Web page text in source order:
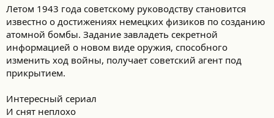
и
Летом 1943 года советскому руководству становится
известно о достижениях немецких физиков по созданию
атомной бомбы. Задание завладеть секретной
информацией о новом виде оружия, способного
изменить ход войны, получает советский агент под
прикрытием.
Интересный сериал
И снят неплохо